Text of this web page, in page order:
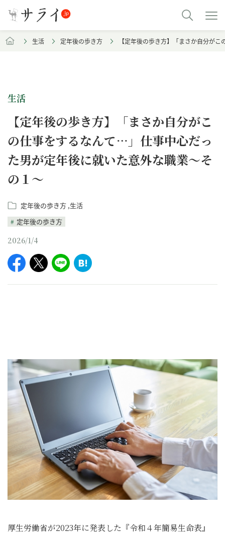
生活 定年後の歩き方 【定年後の歩き方】「まさか自分が
生活
【定年後の歩き方】「まさか自分がこ
の仕事をするなんて…」仕事中心だっ
た男が定年後に就いた意外な職業～そ
の１～
定年後の歩き方 生活
定年後の歩き方
2026/1/4
厚生労働省が2023年に発表した『令和４年簡易生命表』